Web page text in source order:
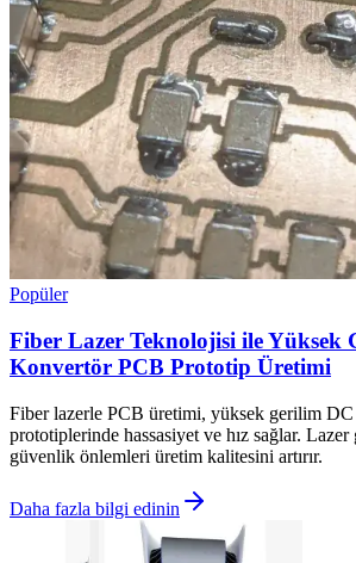
Popüler
Fiber Lazer Teknolojisi ile Yüksek
Konvertör PCB Prototip Üretimi
Fiber lazerle PCB üretimi, yüksek gerilim
prototiplerinde hassasiyet ve hız sağlar. Lazer
güvenlik önlemleri üretim kalitesini artırır.
Daha fazla bilgi edinin